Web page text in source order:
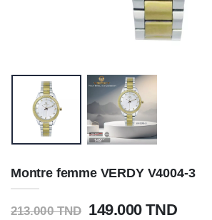
Montre femme VERDY V4004-3
213.000 TND 149.000 TND